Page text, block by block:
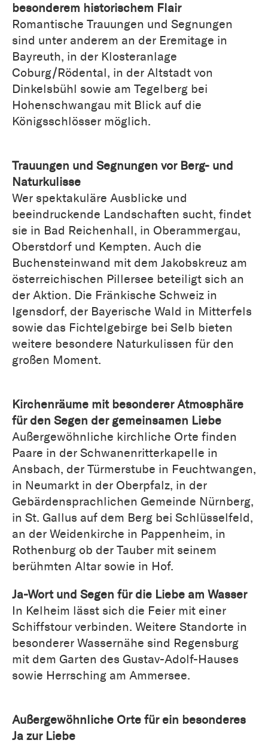
besonderem historischem Flair
Romantische Trauungen und Segnungen
sind unter anderem an der Eremitage in
Bayreuth, in der Klosteranlage
Coburg/Rödental, in der Altstadt von
Dinkelsbühl sowie am Tegelberg bei
Hohenschwangau mit Blick auf die
Königsschlösser möglich.
Trauungen und Segnungen vor Berg- und
Naturkulisse
Wer spektakuläre Ausblicke und
beeindruckende Landschaften sucht, findet
sie in Bad Reichenhall, in Oberammergau,
Oberstdorf und Kempten. Auch die
Buchensteinwand mit dem Jakobskreuz am
österreichischen Pillersee beteiligt sich an
der Aktion. Die Fränkische Schweiz in
Igensdorf, der Bayerische Wald in Mitterfels
sowie das Fichtelgebirge bei Selb bieten
weitere besondere Naturkulissen für den
großen Moment.
Kirchenräume mit besonderer Atmosphäre
für den Segen der gemeinsamen Liebe
Außergewöhnliche kirchliche Orte finden
Paare in der Schwanenritterkapelle in
Ansbach, der Türmerstube in Feuchtwangen,
in Neumarkt in der Oberpfalz, in der
Gebärdensprachlichen Gemeinde Nürnberg,
in St. Gallus auf dem Berg bei Schlüsselfeld,
an der Weidenkirche in Pappenheim, in
Rothenburg ob der Tauber mit seinem
berühmten Altar sowie in Hof.
Ja-Wort und Segen für die Liebe am Wasser
In Kelheim lässt sich die Feier mit einer
Schiffstour verbinden. Weitere Standorte in
besonderer Wassernähe sind Regensburg
mit dem Garten des Gustav-Adolf-Hauses
sowie Herrsching am Ammersee.
Außergewöhnliche Orte für ein besonderes
Ja zur Liebe